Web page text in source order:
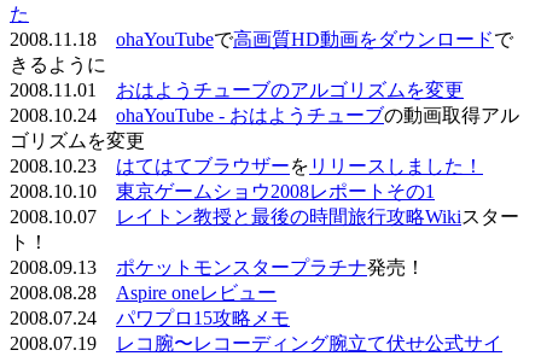
た
2008.11.18 ohaYouTubeで高画質HD動画をダウンロードで
きるように
2008.11.01 おはようチューブのアルゴリズムを変更
2008.10.24 ohaYouTube - おはようチューブの動画取得アル
ゴリズムを変更
2008.10.23 はてはてブラウザーを リリースしました！
2008.10.10 東京ゲームショウ2008レポートその1
2008.10.07
レイトン教授と最後の時間旅行攻略Wikiスター
ト！
2008.09.13 ポケットモンスタープラチナ発売！
2008.08.28 Aspire oneレビュー
2008.07.24 パワプロ15攻略メモ
2008.07.19
レコ腕〜レコーディング腕立て伏せ公式サイ